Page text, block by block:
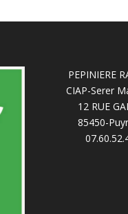
PEPINIERE
CIAP-Serer
12 RUE
85450-